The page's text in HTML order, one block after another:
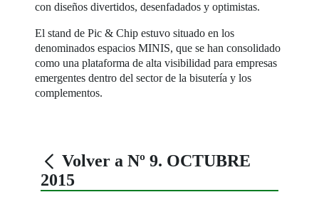
con diseños divertidos, desenfadados y optimistas.
El stand de Pic & Chip estuvo situado en los
denominados espacios MINIS, que se han consolidado
como una plataforma de alta visibilidad para empresas
emergentes dentro del sector de la bisutería y los
complementos.
Volver a Nº 9. OCTUBRE
2015